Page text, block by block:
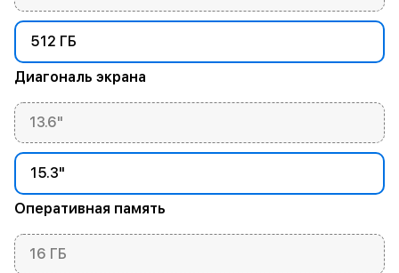
512 ГБ
Диагональ экрана
13.6"
15.3"
Оперативная память
16 ГБ